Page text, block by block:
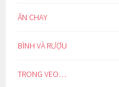
ĂN CHAY
BÌNH VÀ RƯỢU
TRONG VEO…